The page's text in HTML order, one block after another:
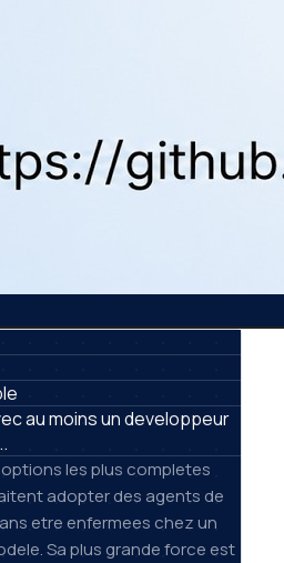
au moins un developpeur
les plus completes
adopter des agents de
etre enfermees chez un
Sa plus grande force est